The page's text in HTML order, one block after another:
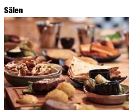
Sälen